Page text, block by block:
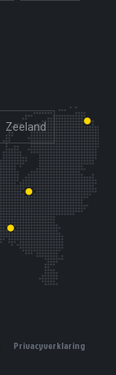
Zeeland
Privacyverklaring